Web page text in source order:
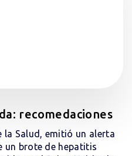
recomedaciones
la Salud, emitió un alerta
un brote de hepatitis